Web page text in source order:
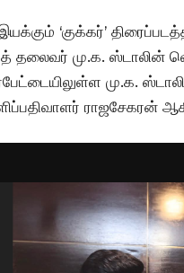
‘குக்கர்’
தலைவர் மு.க. ஸ்டாலின்
மு.க.
ராஜசேகரன்